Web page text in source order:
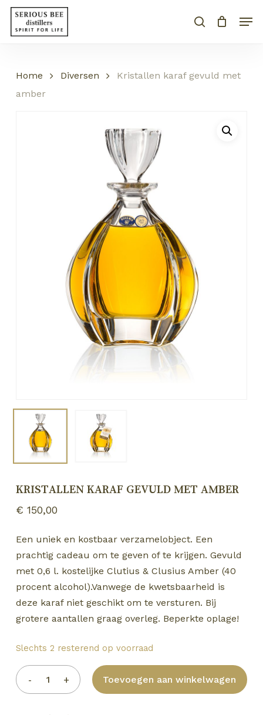
Skip
main
search
CART Close
Home Diversen
Kristallen karaf gevuld met
amber
KRISTALLEN KARAF GEVULD MET AMBER
€ 150,00
Een uniek en kostbaar verzamelobject. Een
prachtig cadeau om te geven of te krijgen. Gevuld
met 0,6 l. kostelijke Clutius & Clusius Amber (40
procent alcohol).Vanwege de kwetsbaarheid is
deze karaf niet geschikt om te versturen. Bij
grotere aantallen graag overleg. Beperkte oplage!
Slechts 2 resterend op voorraad
Toevoegen aan winkelwagen